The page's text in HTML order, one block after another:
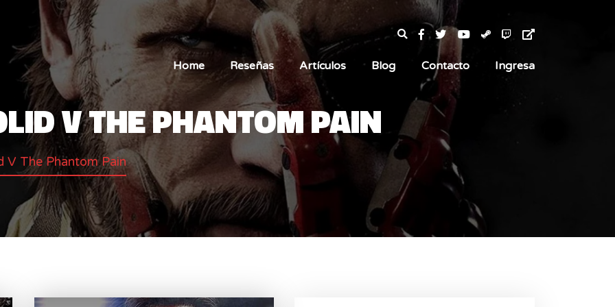
Home Reseñas Artículos Blog Contacto Ingresa
V THE PHANTOM PAIN
V The Phantom Pain